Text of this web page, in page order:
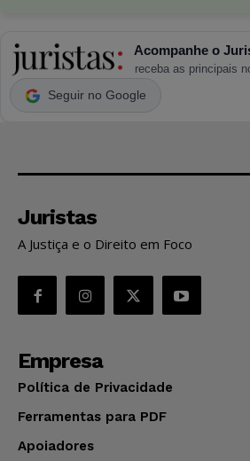
Acompanhe o
receba as principais
Seguir no Google
Juristas
A Justiça e o Direito em Foco
Empresa
Política de Privacidade
Ferramentas para PDF
Apoiadores